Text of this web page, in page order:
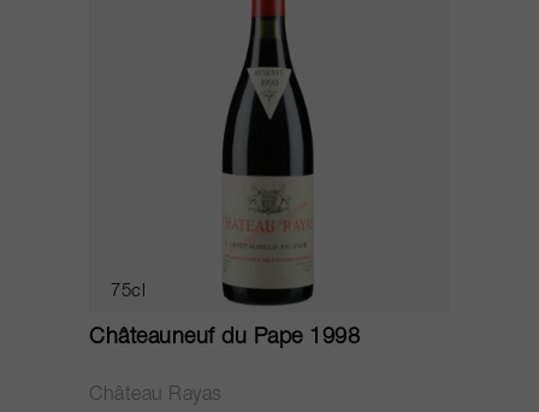
75cl
Châteauneuf du Pape 1998
Château Rayas